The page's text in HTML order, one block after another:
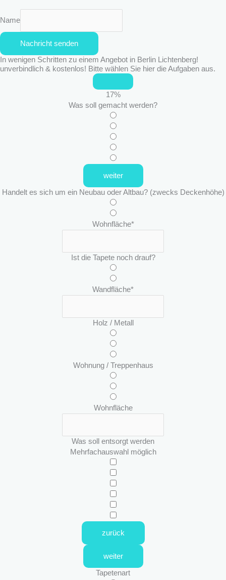
S
G
O
-
E
n
Name
Nachricht senden
In wenigen Schritten zu einem Angebot in Berlin Lichtenberg!
unverbindlich & kostenlos! Bitte wählen Sie hier die Aufgaben aus.
17%
Was soll gemacht werden?
weiter
Handelt es sich um ein Neubau oder Altbau? (zwecks Deckenhöhe)
Wohnfläche*
Ist die Tapete noch drauf?
Wandfläche*
Holz / Metall
Wohnung / Treppenhaus
Wohnfläche
Was soll entsorgt werden
Mehrfachauswahl möglich
zurück
weiter
Tapetenart